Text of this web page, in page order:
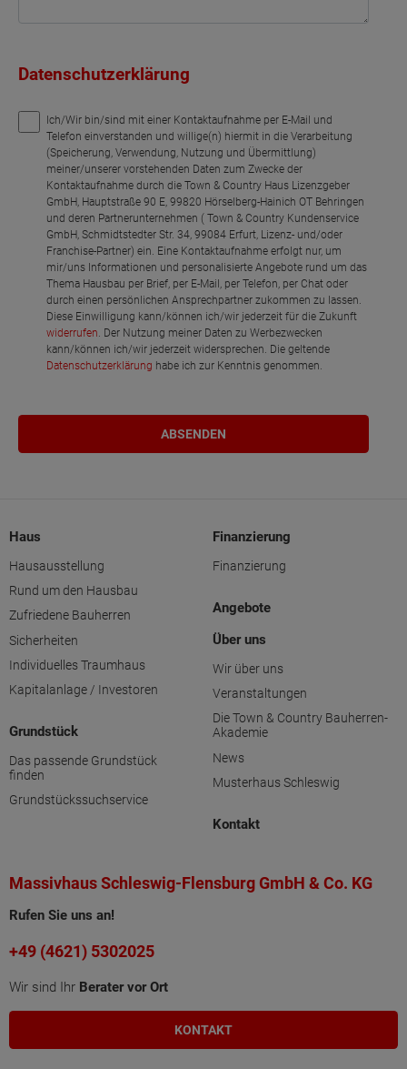
Datenschutzerklärung
Ich/Wir bin/sind mit einer Kontaktaufnahme per E-Mail und
Telefon einverstanden und willige(n) hiermit in die Verarbeitung
(Speicherung, Verwendung, Nutzung und Übermittlung)
meiner/unserer vorstehenden Daten zum Zwecke der
Kontaktaufnahme durch die Town & Country Haus Lizenzgeber
GmbH, Hauptstraße 90 E, 99820 Hörselberg-Hainich OT Behringen
und deren Partnerunternehmen ( Town & Country Kundenservice
GmbH, Schmidtstedter Str. 34, 99084 Erfurt, Lizenz- und/oder
Franchise-Partner) ein. Eine Kontaktaufnahme erfolgt nur, um
mir/uns Informationen und personalisierte Angebote rund um das
Thema Hausbau per Brief, per E-Mail, per Telefon, per Chat oder
durch einen persönlichen Ansprechpartner zukommen zu lassen.
Diese Einwilligung kann/können ich/wir jederzeit für die Zukunft
widerrufen. Der Nutzung meiner Daten zu Werbezwecken
kann/können ich/wir jederzeit widersprechen. Die geltende
Datenschutzerklärung habe ich zur Kenntnis genommen.
Haus
Hausausstellung
Rund um den Hausbau
Zufriedene Bauherren
Sicherheiten
Individuelles Traumhaus
Kapitalanlage / Investoren
Grundstück
Das passende Grundstück
finden
Grundstückssuchservice
Finanzierung
Finanzierung
Angebote
Über uns
Wir über uns
Veranstaltungen
Die Town & Country Bauherren-
Akademie
News
Musterhaus Schleswig
Kontakt
Massivhaus Schleswig-Flensburg GmbH & Co. KG
Rufen Sie uns an!
+49 (4621) 5302025
Wir sind Ihr Berater vor Ort
KONTAKT